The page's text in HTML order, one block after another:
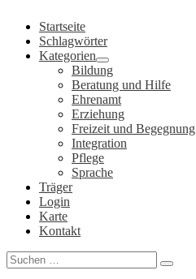
Inhalt
springen
Startseite
Schlagwörter
Kategorien
Bildung
Beratung und Hilfe
Ehrenamt
Erziehung
Freizeit und Begegnung
Integration
Pflege
Sprache
Träger
Login
Karte
Kontakt
Search
for: